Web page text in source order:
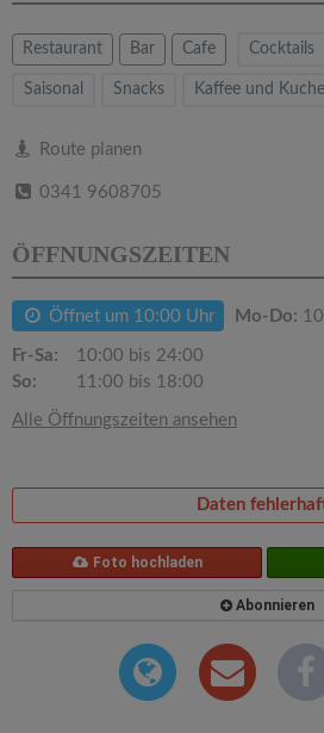
Restaurant Bar Cafe Cocktails
Saisonal Snacks Kaffee und
Route planen
0341 9608705
ÖFFNUNGSZEITEN
Öffnet um 10:00 Uhr Mo-Do:
Fr-Sa:
10:00 bis 24:00
So:
11:00 bis 18:00
Alle Öffnungszeiten ansehen
Daten
Foto hochladen
Abonnieren
i
a
t
i